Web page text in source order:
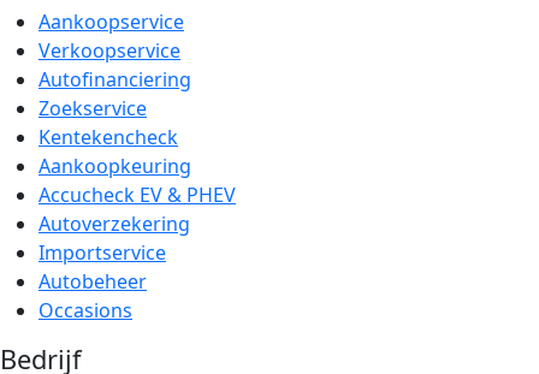
Aankoopservice
Verkoopservice
Autofinanciering
Zoekservice
Kentekencheck
Aankoopkeuring
Accucheck EV & PHEV
Autoverzekering
Importservice
Autobeheer
Occasions
Bedrijf